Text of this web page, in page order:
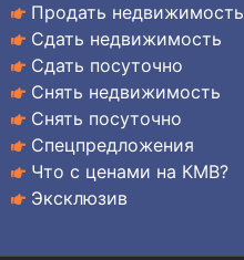
Продать недвижимость
Сдать недвижимость
Сдать посуточно
Снять недвижимость
Снять посуточно
Спецпредложения
Что с ценами на КМВ?
Эксклюзив